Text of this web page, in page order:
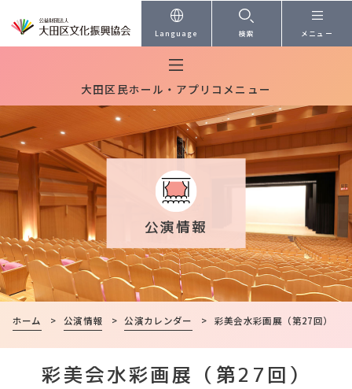
本文へ
Language 検索 メニュー
大田区民ホール・アプリコメニュー
公演情報
ホーム > 公演情報 > 公演カレンダー > 彩美会水彩画展（第27回）
彩美会水彩画展（第27回）